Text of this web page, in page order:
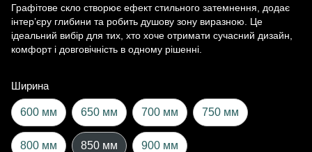
Графітове скло створює ефект стильного затемнення, додає
інтер’єру глибини та робить душову зону виразною. Це
ідеальний вибір для тих, хто хоче отримати сучасний дизайн,
комфорт і довговічність в одному рішенні.
Ширина
600 мм 650 мм 700 мм 750 мм
800 мм 850 мм 900 мм